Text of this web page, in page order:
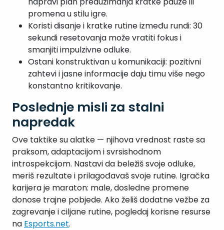
promena u stilu igre.
Koristi disanje i kratke rutine između rundi: 30
sekundi resetovanja može vratiti fokus i
smanjiti impulzivne odluke.
Ostani konstruktivan u komunikaciji: pozitivni
zahtevi i jasne informacije daju timu više nego
konstantno kritikovanje.
Poslednje misli za stalni
napredak
Ove taktike su alatke — njihova vrednost raste sa
praksom, adaptacijom i svrsishodnom
introspekcijom. Nastavi da beležiš svoje odluke,
meriš rezultate i prilagođavaš svoje rutine. Igračka
karijera je maraton: male, dosledne promene
donose trajne pobjede. Ako želiš dodatne vežbe za
zagrevanje i ciljane rutine, pogledaj korisne resurse
na Esports.net.